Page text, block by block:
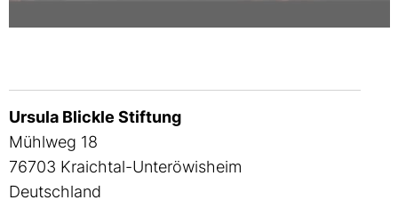
Ursula Blickle Stiftung
Mühlweg 18
76703 Kraichtal-Unteröwisheim
Deutschland